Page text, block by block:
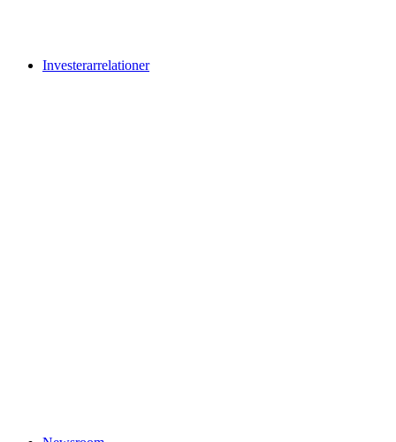
Investerarrelationer